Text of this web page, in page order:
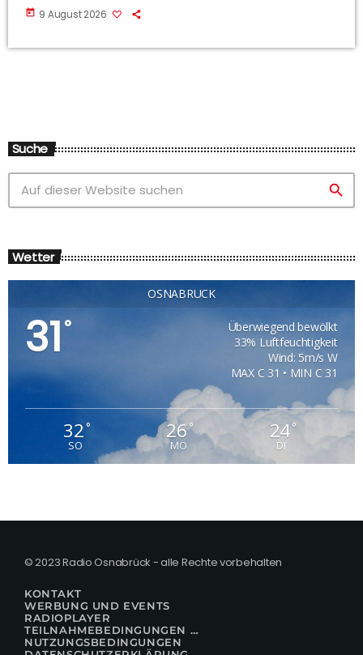
today 9 August 2026
Suche
search
Wetter
OSNABRÜCK
31 °
Überwiegend bewölkt
33% Luftfeuchtigkeit
Wind: 5m/s W
MAX C 31 • MIN C 31
32°
SO
26°
MO
24°
DI
© 2023 Radio Osnabrück - alle Rechte vorbehalten
KONTAKT
WERBUNG UND EVENTS
RADIOPLAYER
TEILNAHMEBEDINGUNGEN FÜR GEWINNSPIELE
NUTZUNGSBEDINGUNGEN